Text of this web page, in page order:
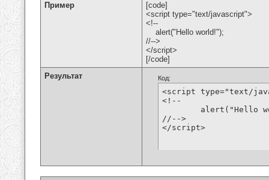
Пример
[code]
<script type="text/javascript">
<!--
alert("Hello world!");
//-->
</script>
[/code]
Результат
Код:
<script type="text/
<!--
//-->
</script>